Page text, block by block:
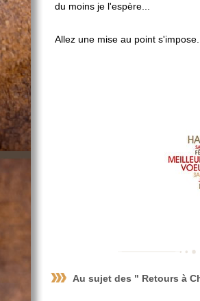
du moins je l'espère...
Allez une mise au point
Au sujet des " Retours à